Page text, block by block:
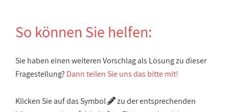
So können Sie helfen:
Sie haben einen weiteren Vorschlag als Lösung zu dieser
Fragestellung? Dann teilen Sie uns das bitte mit!
Klicken Sie auf das Symbol
zu der entsprechenden